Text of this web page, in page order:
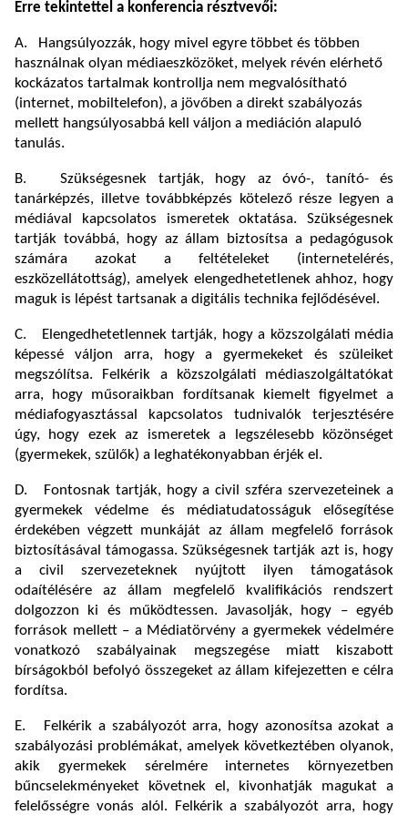
Erre tekintettel a konferencia résztvevői:
A. Hangsúlyozzák, hogy mivel egyre többet és többen
használnak olyan médiaeszközöket, melyek révén elérhető
kockázatos tartalmak kontrollja nem megvalósítható
(internet, mobiltelefon), a jövőben a direkt szabályozás
mellett hangsúlyosabbá kell váljon a mediáción alapuló
tanulás.
B. Szükségesnek tartják, hogy az óvó-, tanító- és
tanárképzés, illetve továbbképzés kötelező része legyen a
médiával kapcsolatos ismeretek oktatása. Szükségesnek
tartják továbbá, hogy az állam biztosítsa a pedagógusok
számára azokat a feltételeket (internetelérés,
eszközellátottság), amelyek elengedhetetlenek ahhoz, hogy
maguk is lépést tartsanak a digitális technika fejlődésével.
C. Elengedhetetlennek tartják, hogy a közszolgálati média
képessé váljon arra, hogy a gyermekeket és szüleiket
megszólítsa. Felkérik a közszolgálati médiaszolgáltatókat
arra, hogy műsoraikban fordítsanak kiemelt figyelmet a
médiafogyasztással kapcsolatos tudnivalók terjesztésére
úgy, hogy ezek az ismeretek a legszélesebb közönséget
(gyermekek, szülők) a leghatékonyabban érjék el.
D. Fontosnak tartják, hogy a civil szféra szervezeteinek a
gyermekek védelme és médiatudatosságuk elősegítése
érdekében végzett munkáját az állam megfelelő források
biztosításával támogassa. Szükségesnek tartják azt is, hogy
a civil szervezeteknek nyújtott ilyen támogatások
odaítélésére az állam megfelelő kvalifikációs rendszert
dolgozzon ki és működtessen. Javasolják, hogy – egyéb
források mellett – a Médiatörvény a gyermekek védelmére
vonatkozó szabályainak megszegése miatt kiszabott
bírságokból befolyó összegeket az állam kifejezetten e célra
fordítsa.
E. Felkérik a szabályozót arra, hogy azonosítsa azokat a
szabályozási problémákat, amelyek következtében olyanok,
akik gyermekek sérelmére internetes környezetben
bűncselekményeket követnek el, kivonhatják magukat a
felelősségre vonás alól. Felkérik a szabályozót arra, hogy